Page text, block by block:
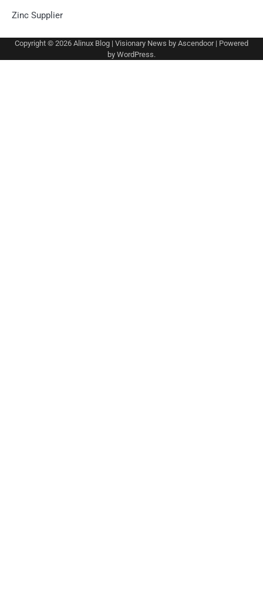
Zinc Supplier
Copyright © 2026 Alinux Blog | Visionary News by Ascendoor| Powered
by WordPress.